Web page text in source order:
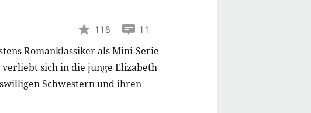
118 11
Romanklassiker als Mini-Serie
sich in die junge Elizabeth
Schwestern und ihren